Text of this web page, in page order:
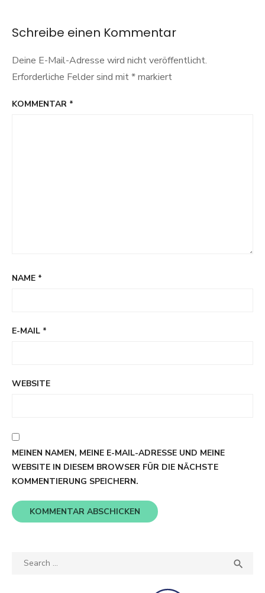
Schreibe einen Kommentar
Deine E-Mail-Adresse wird nicht veröffentlicht.
Erforderliche Felder sind mit*markiert
KOMMENTAR *
NAME *
E-MAIL *
WEBSITE
MEINEN NAMEN, MEINE E-MAIL-ADRESSE UND MEINE
WEBSITE IN DIESEM BROWSER FÜR DIE NÄCHSTE
KOMMENTIERUNG SPEICHERN.
Search
